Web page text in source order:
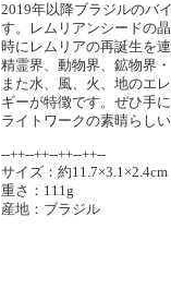
2019年以降ブラジルのバ
す。レムリアンシードの
時にレムリアの再誕生を
精霊界、動物界、鉱物界
また水、風、火、地のエ
ギーが特徴です。ぜひ手
ライトワークの素晴らし
--++--++--++--++--
サイズ：約11.7×3.1×2.4cm
重さ：111g
産地：ブラジル